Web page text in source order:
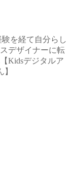
を経て自分らし
デザイナーに転
Kidsデジタルア